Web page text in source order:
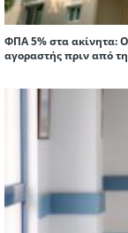
ΦΠΑ 5% στα ακίνητα:
αγοραστής πριν από